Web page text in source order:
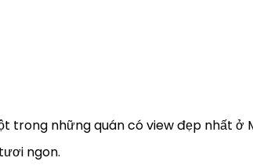
trong những quán có view đẹp nhất ở
ngon.